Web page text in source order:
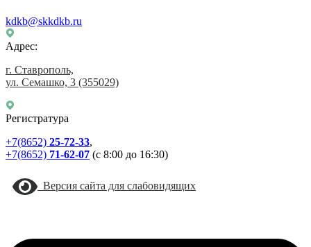
kdkb@skkdkb.ru
Адрес:
г. Ставрополь,
ул. Семашко, 3 (355029)
Регистратура
+7(8652) 25-72-33,
+7(8652) 71-62-07 (с 8:00 до 16:30)
Версия сайта для слабовидящих